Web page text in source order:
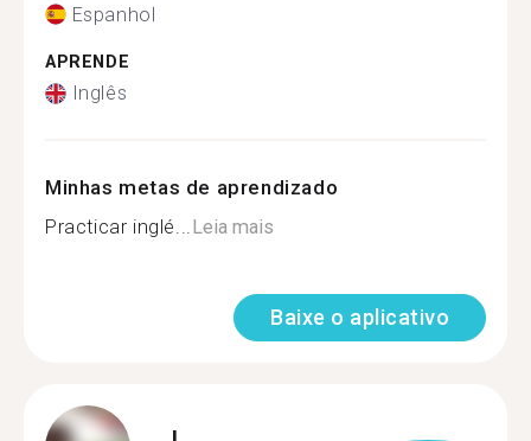
Espanhol
APRENDE
Inglês
Minhas metas de aprendizado
Practicar inglé...Leia mais
Baixe o aplicativo